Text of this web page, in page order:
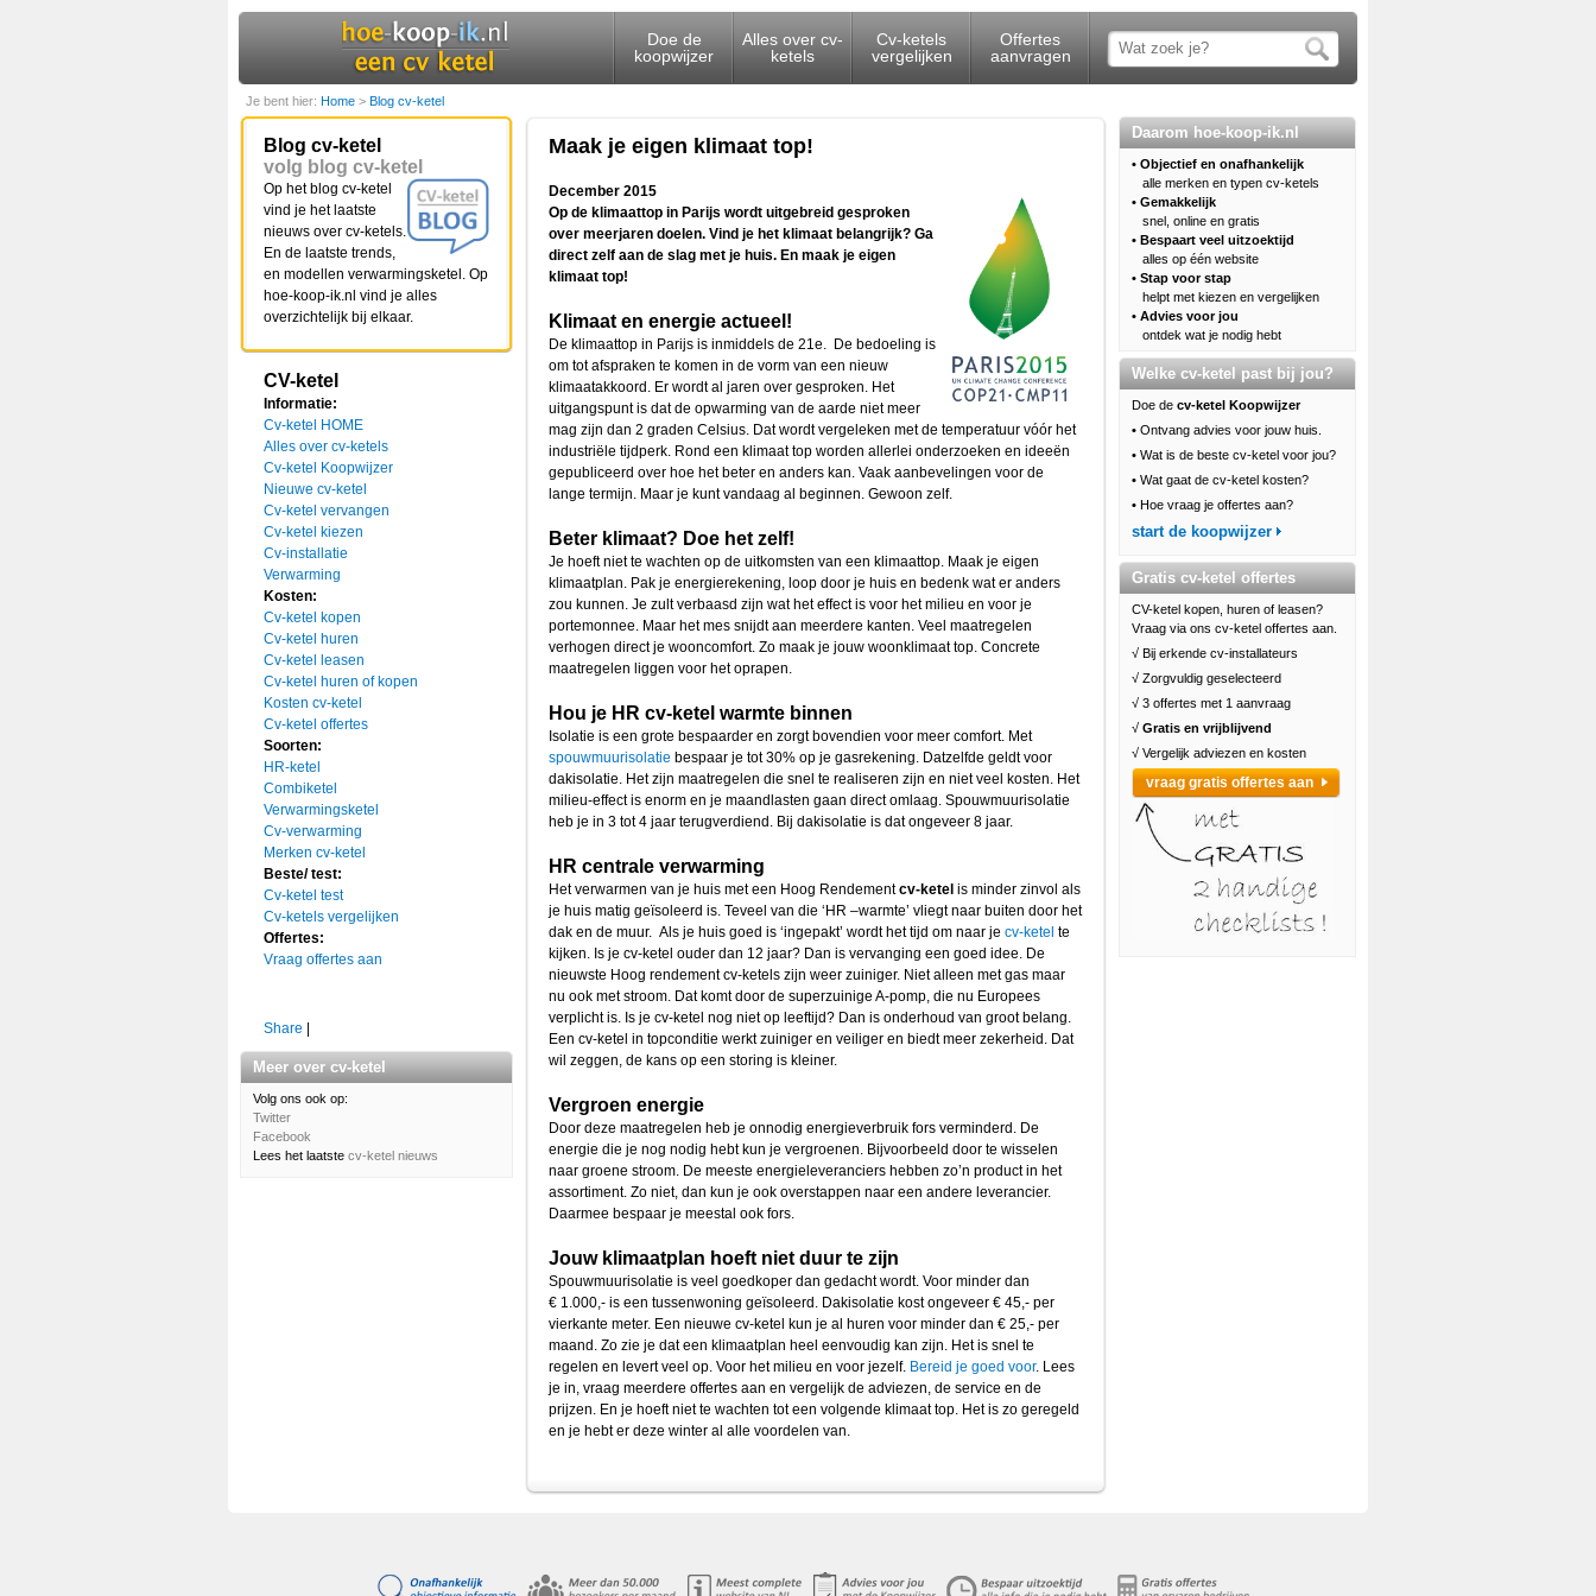
Doe de
koopwijzer
Alles over cv-
ketels
Cv-ketels
vergelijken
Offertes
aanvragen
Je bent hier: Home > Blog cv-ketel
Blog cv-ketel
volg blog cv-ketel
Op het blog cv-ketel
vind je het laatste
nieuws over cv-ketels.
En de laatste trends,
en modellen verwarmingsketel. Op
hoe-koop-ik.nl vind je alles
overzichtelijk bij elkaar.
CV-ketel
Informatie:
Cv-ketel HOME
Alles over cv-ketels
Cv-ketel Koopwijzer
Nieuwe cv-ketel
Cv-ketel vervangen
Cv-ketel kiezen
Cv-installatie
Verwarming
Kosten:
Cv-ketel kopen
Cv-ketel huren
Cv-ketel leasen
Cv-ketel huren of kopen
Kosten cv-ketel
Cv-ketel offertes
Soorten:
HR-ketel
Combiketel
Verwarmingsketel
Cv-verwarming
Merken cv-ketel
Beste/ test:
Cv-ketel test
Cv-ketels vergelijken
Offertes:
Vraag offertes aan
Share
Meer over cv-ketel
Volg ons ook op:
Twitter
Facebook
Lees het laatste cv-ketel nieuws
Maak je eigen klimaat top!
December 2015
Op de klimaattop in Parijs wordt uitgebreid gesproken
over meerjaren doelen. Vind je het klimaat belangrijk? Ga
direct zelf aan de slag met je huis. En maak je eigen
klimaat top!
Klimaat en energie actueel!
De klimaattop in Parijs is inmiddels de 21e. De bedoeling is
om tot afspraken te komen in de vorm van een nieuw
klimaatakkoord. Er wordt al jaren over gesproken. Het
uitgangspunt is dat de opwarming van de aarde niet meer
mag zijn dan 2 graden Celsius. Dat wordt vergeleken met de temperatuur vóór het
industriële tijdperk. Rond een klimaat top worden allerlei onderzoeken en ideeën
gepubliceerd over hoe het beter en anders kan. Vaak aanbevelingen voor de
lange termijn. Maar je kunt vandaag al beginnen. Gewoon zelf.
Beter klimaat? Doe het zelf!
Je hoeft niet te wachten op de uitkomsten van een klimaattop. Maak je eigen
klimaatplan. Pak je energierekening, loop door je huis en bedenk wat er anders
zou kunnen. Je zult verbaasd zijn wat het effect is voor het milieu en voor je
portemonnee. Maar het mes snijdt aan meerdere kanten. Veel maatregelen
verhogen direct je wooncomfort. Zo maak je jouw woonklimaat top. Concrete
maatregelen liggen voor het oprapen.
Hou je HR cv-ketel warmte binnen
Isolatie is een grote bespaarder en zorgt bovendien voor meer comfort. Met
spouwmuurisolatie bespaar je tot 30% op je gasrekening. Datzelfde geldt voor
dakisolatie. Het zijn maatregelen die snel te realiseren zijn en niet veel kosten. Het
milieu-effect is enorm en je maandlasten gaan direct omlaag. Spouwmuurisolatie
heb je in 3 tot 4 jaar terugverdiend. Bij dakisolatie is dat ongeveer 8 jaar.
HR centrale verwarming
Het verwarmen van je huis met een Hoog Rendementcv-ketel is minder zinvol als
je huis matig geïsoleerd is. Teveel van die ‘HR –warmte’ vliegt naar buiten door het
dak en de muur. Als je huis goed is ‘ingepakt’ wordt het tijd om naar je cv-ketel te
kijken. Is je cv-ketel ouder dan 12 jaar? Dan is vervanging een goed idee. De
nieuwste Hoog rendement cv-ketels zijn weer zuiniger. Niet alleen met gas maar
nu ook met stroom. Dat komt door de superzuinige A-pomp, die nu Europees
verplicht is. Is je cv-ketel nog niet op leeftijd? Dan is onderhoud van groot belang.
Een cv-ketel in topconditie werkt zuiniger en veiliger en biedt meer zekerheid. Dat
wil zeggen, de kans op een storing is kleiner.
Vergroen energie
Door deze maatregelen heb je onnodig energieverbruik fors verminderd. De
energie die je nog nodig hebt kun je vergroenen. Bijvoorbeeld door te wisselen
naar groene stroom. De meeste energieleveranciers hebben zo’n product in het
assortiment. Zo niet, dan kun je ook overstappen naar een andere leverancier.
Daarmee bespaar je meestal ook fors.
Jouw klimaatplan hoeft niet duur te zijn
Spouwmuurisolatie is veel goedkoper dan gedacht wordt. Voor minder dan
€ 1.000,- is een tussenwoning geïsoleerd. Dakisolatie kost ongeveer € 45,- per
vierkante meter. Een nieuwe cv-ketel kun je al huren voor minder dan € 25,- per
maand. Zo zie je dat een klimaatplan heel eenvoudig kan zijn. Het is snel te
regelen en levert veel op. Voor het milieu en voor jezelf. Bereid je goed voor. Lees
je in, vraag meerdere offertes aan en vergelijk de adviezen, de service en de
prijzen. En je hoeft niet te wachten tot een volgende klimaat top. Het is zo geregeld
en je hebt er deze winter al alle voordelen van.
Daarom hoe-koop-ik.nl
• Objectief en onafhankelijk
alle merken en typen cv-ketels
• Gemakkelijk
snel, online en gratis
• Bespaart veel uitzoektijd
alles op één website
• Stap voor stap
helpt met kiezen en vergelijken
• Advies voor jou
ontdek wat je nodig hebt
Welke cv-ketel past bij jou?
Doe de cv-ketel Koopwijzer
• Ontvang advies voor jouw huis.
• Wat is de beste cv-ketel voor jou?
• Wat gaat de cv-ketel kosten?
• Hoe vraag je offertes aan?
start de koopwijzer
Gratis cv-ketel offertes
CV-ketel kopen, huren of leasen?
Vraag via ons cv-ketel offertes aan.
√ Bij erkende cv-installateurs
√ Zorgvuldig geselecteerd
√ 3 offertes met 1 aanvraag
√ Gratis en vrijblijvend
√ Vergelijk adviezen en kosten
vraag gratis offertes aan